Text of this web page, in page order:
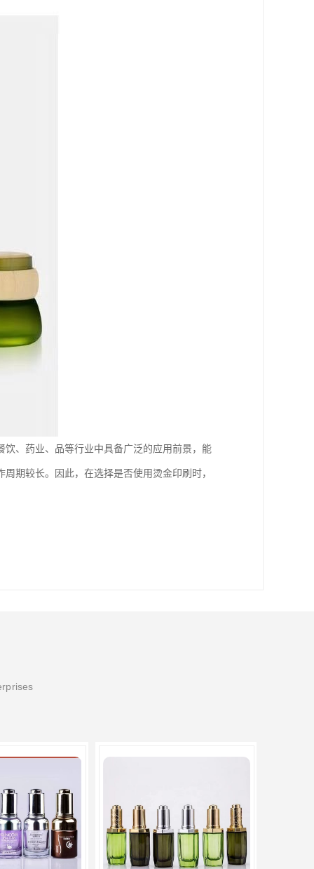
、药业、品等行业中具备广泛的应用前景，能
期较长。因此，在选择是否使用烫金印刷时，